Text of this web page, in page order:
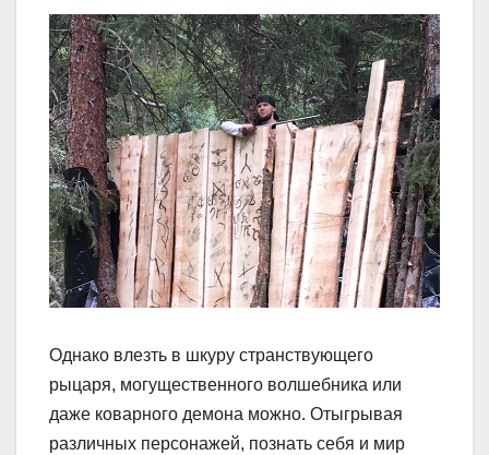
Однако влезть в шкуру странствующего
рыцаря, могущественного волшебника или
даже коварного демона можно. Отыгрывая
различных персонажей, познать себя и мир